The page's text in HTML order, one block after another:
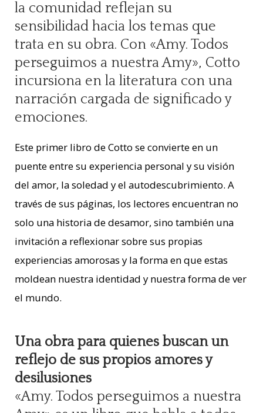
la comunidad reflejan su
sensibilidad hacia los temas que
trata en su obra. Con «Amy. Todos
perseguimos a nuestra Amy», Cotto
incursiona en la literatura con una
narración cargada de significado y
emociones.
Este primer libro de Cotto se convierte en un
puente entre su experiencia personal y su visión
del amor, la soledad y el autodescubrimiento. A
través de sus páginas, los lectores encuentran no
solo una historia de desamor, sino también una
invitación a reflexionar sobre sus propias
experiencias amorosas y la forma en que estas
moldean nuestra identidad y nuestra forma de ver
el mundo.
Una obra para quienes buscan un
reflejo de sus propios amores y
desilusiones
«Amy. Todos perseguimos a nuestra